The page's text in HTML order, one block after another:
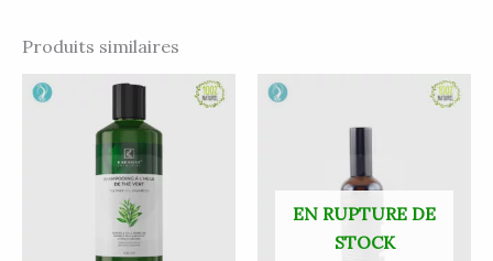
Produits similaires
EN RUPTURE DE
STOCK